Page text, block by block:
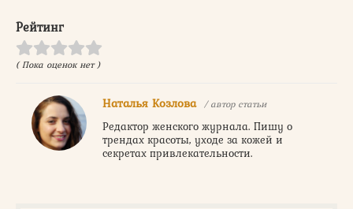
Рейтинг
( Пока оценок нет )
Наталья Козлова / автор статьи
Редактор женского журнала. Пишу о
трендах красоты, уходе за кожей и
секретах привлекательности.